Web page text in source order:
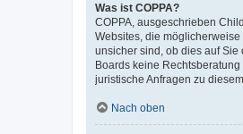
Was ist COPPA?
COPPA, ausgeschrieben
Websites, die
unsicher sind, ob dies auf Sie
Boards keine
juristische Anfragen zu
Nach oben